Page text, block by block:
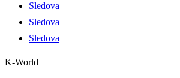
Sledova
Sledova
Sledova
K-World